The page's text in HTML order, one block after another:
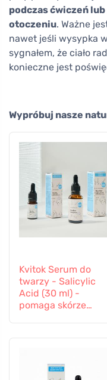
podczas ćwiczeń
otoczeniu. Ważne
nawet jeśli wysypka
sygnałem, że ciało
konieczne jest
Wypróbuj nasze
Kvitok Serum do
twarzy - Salicylic
Acid (30 ml) -
pomaga skórze